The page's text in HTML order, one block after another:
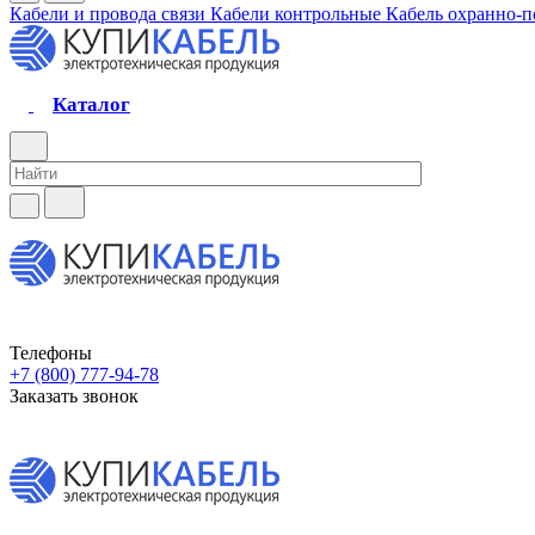
Кабели и провода связи Кабели контрольные Кабель охранно-
Каталог
Телефоны
+7 (800) 777-94-78
Заказать звонок